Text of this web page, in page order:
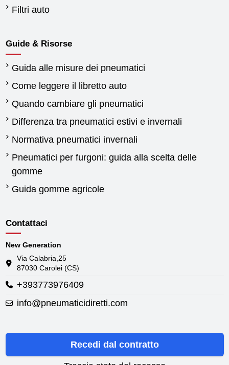
Filtri auto
Guide & Risorse
Guida alle misure dei pneumatici
Come leggere il libretto auto
Quando cambiare gli pneumatici
Differenza tra pneumatici estivi e invernali
Normativa pneumatici invernali
Pneumatici per furgoni: guida alla scelta delle
gomme
Guida gomme agricole
Contattaci
New Generation
Via Calabria,25
87030 Carolei (CS)
+393773976409
info@pneumaticidiretti.com
Recedi dal contratto